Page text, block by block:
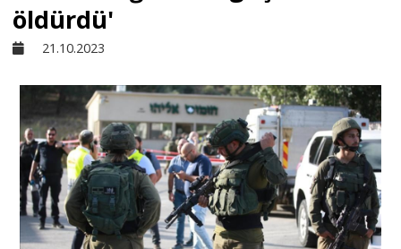
Kültür - Sanat
Ekonomi
Dünya
öldürdü'
21.10.2023